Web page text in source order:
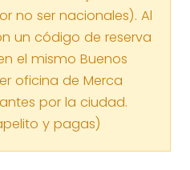
no ser nacionales). Al
un código de reserva
el mismo Buenos
oficina de Merca
por la ciudad.
y pagas)